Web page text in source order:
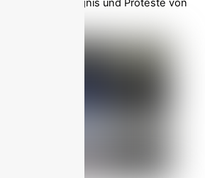
große Besorgnis und Proteste von